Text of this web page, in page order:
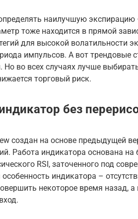
наилучшую экспирацию
тоже находится в прямой
для высокой волатильности
импульсов. А вот трендовые
Но во всех случаях лучше
торговый риск.
без
создан на основе предыдущей
Работа индикатора основана на
RSI, заточенного под
индикатора –
некоторое время назад, а